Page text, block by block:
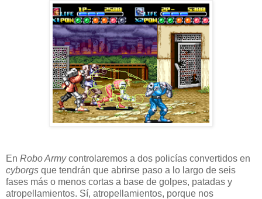
En Robo Armycontrolaremos a dos policías convertidos en
cyborgs que tendrán que abrirse paso a lo largo de seis
fases más o menos cortas a base de golpes, patadas y
atropellamientos. Sí, atropellamientos, porque nos